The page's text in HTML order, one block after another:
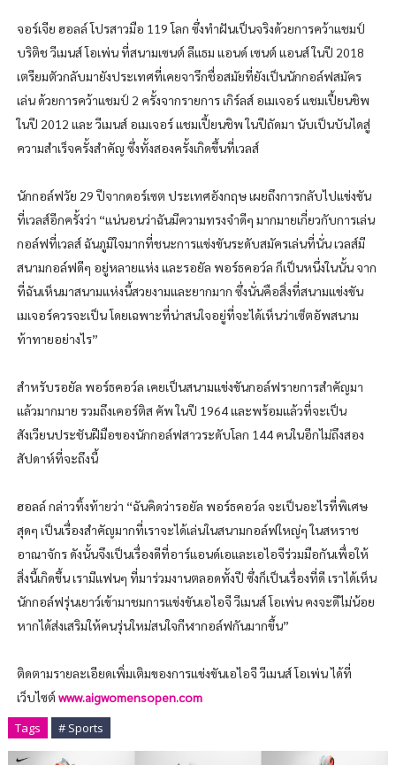
จอร์เจีย ฮอลล์ โปรสาวมือ 119 โลก ซึ่งทำฝันเป็นจริงด้วยการคว้าแชมป์
บริติช วีเมนส์ โอเพ่น ที่สนามเซนต์ ลีแธม แอนด์ เซนต์ แอนส์ ในปี 2018
เตรียมตัวกลับมายังประเทศที่เคยจารึกชื่อสมัยที่ยังเป็นนักกอล์ฟสมัคร
เล่น ด้วยการคว้าแชมป์ 2 ครั้งจากรายการ เกิร์ลส์ อเมเจอร์ แชมเปี้ยนชิพ
ในปี 2012 และ วีเมนส์ อเมเจอร์ แชมเปี้ยนชิพ ในปีถัดมา นับเป็นบันไดสู่
ความสำเร็จครั้งสำคัญ ซึ่งทั้งสองครั้งเกิดขึ้นที่เวลส์
นักกอล์ฟวัย 29 ปีจากดอร์เซต ประเทศอังกฤษ เผยถึงการกลับไปแข่งขัน
ที่เวลส์อีกครั้งว่า “แน่นอนว่าฉันมีความทรงจำดีๆ มากมายเกี่ยวกับการเล่น
กอล์ฟที่เวลส์ ฉันภูมิใจมากที่ชนะการแข่งขันระดับสมัครเล่นที่นั่น เวลส์มี
สนามกอล์ฟดีๆ อยู่หลายแห่ง และรอยัล พอร์ธคอว์ล ก็เป็นหนึ่งในนั้น จาก
ที่ฉันเห็นมาสนามแห่งนี้สวยงามและยากมาก ซึ่งนั่นคือสิ่งที่สนามแข่งขัน
เมเจอร์ควรจะเป็น โดยเฉพาะที่น่าสนใจอยู่ที่จะได้เห็นว่าเซ็ตอัพสนาม
ท้าทายอย่างไร”
สำหรับรอยัล พอร์ธคอว์ล เคยเป็นสนามแข่งขันกอล์ฟรายการสำคัญมา
แล้วมากมาย รวมถึงเคอร์ติส คัพ ในปี 1964 และพร้อมแล้วที่จะเป็น
สังเวียนประชันฝีมือของนักกอล์ฟสาวระดับโลก 144 คนในอีกไม่ถึงสอง
สัปดาห์ที่จะถึงนี้
ฮอลล์ กล่าวทิ้งท้ายว่า “ฉันคิดว่ารอยัล พอร์ธคอว์ล จะเป็นอะไรที่พิเศษ
สุดๆ เป็นเรื่องสำคัญมากที่เราจะได้เล่นในสนามกอล์ฟใหญ่ๆ ในสหราช
อาณาจักร ดังนั้นจึงเป็นเรื่องดีที่อาร์แอนด์เอและเอไอจีร่วมมือกันเพื่อให้
สิ่งนี้เกิดขึ้น เรามีแฟนๆ ที่มาร่วมงานตลอดทั้งปี ซึ่งก็เป็นเรื่องที่ดี เราได้เห็น
นักกอล์ฟรุ่นเยาว์เข้ามาชมการแข่งขันเอไอจี วีเมนส์ โอเพ่น คงจะดีไม่น้อย
หากได้ส่งเสริมให้คนรุ่นใหม่สนใจกีฬากอล์ฟกันมากขึ้น”
ติดตามรายละเอียดเพิ่มเติมของการแข่งขันเอไอจี วีเมนส์ โอเพ่น ได้ที่
เว็บไซต์ www.aigwomensopen.com
Tags
# Sports